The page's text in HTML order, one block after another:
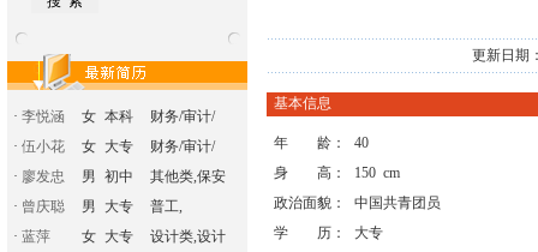
· 李悦涵 女 本科
财务/审计/
· 伍小花 女 大专
财务/审计/
· 廖发忠 男 初中
其他类,保安
· 曾庆聪 男 大专
普工,
· 蓝萍 女 大专
设计类,设计
更新日
基本信息
年 龄：
40
身 高：
150 cm
政治面貌：
中国共青团员
学 历：
大专